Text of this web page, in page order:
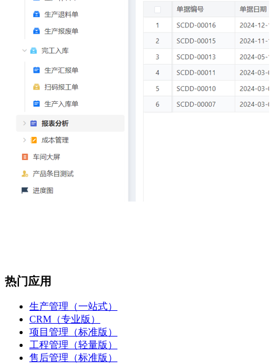
热门应用
生产管理（一站式）
CRM（专业版）
项目管理（标准版）
工程管理（轻量版）
售后管理（标准版）